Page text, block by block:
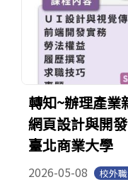
轉知~辦理產業
網頁設計與開
臺北商業大學
2026-05-08 校外